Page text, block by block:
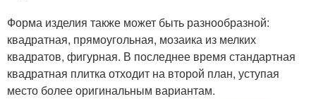
Форма изделия также может быть разнообразной:
квадратная, прямоугольная, мозаика из мелких
квадратов, фигурная. В последнее время стандартная
квадратная плитка отходит на второй план, уступая
место более оригинальным вариантам.